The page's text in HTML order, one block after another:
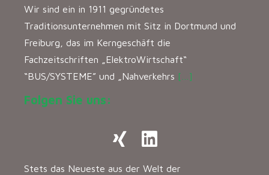
Wir sind ein in 1911 gegründetes
Traditionsunternehmen mit Sitz in Dortmund und
Freiburg, das im Kerngeschäft die
Fachzeitschriften „ElektroWirtschaft“
“BUS/SYSTEME” und „Nahverkehrs […]
Folgen Sie uns:
Stets das Neueste aus der Welt der